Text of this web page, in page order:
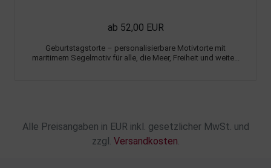
ab 52,00 EUR
Geburtstagstorte – personalisierbare Motivtorte mit
maritimem Segelmotiv für alle, die Meer, Freiheit und weite...
Alle Preisangaben in EUR inkl. gesetzlicher MwSt. und
zzgl. Versandkosten.